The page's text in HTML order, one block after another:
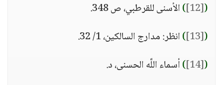
(
[12]
)الأسنى للقرطبي، ص 348.
(
[13]
)انظر: مدارج السالكين، 1/ 32.
(
[14]
)أسماء اللَّه الحسنى، د.